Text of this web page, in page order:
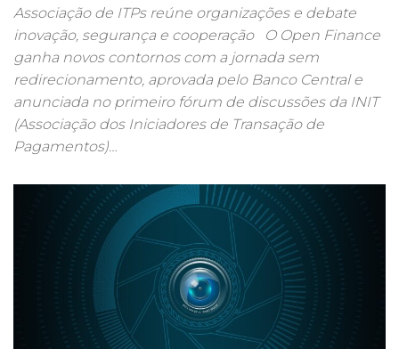
Associação de ITPs reúne organizações e debate
inovação, segurança e cooperação O Open Finance
ganha novos contornos com a jornada sem
redirecionamento, aprovada pelo Banco Central e
anunciada no primeiro fórum de discussões da INIT
(Associação dos Iniciadores de Transação de
Pagamentos)…